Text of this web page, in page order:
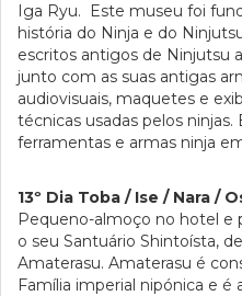
Iga Ryu. Este museu foi
história do Ninja e do
escritos antigos de Ninjutsu
junto com as suas antigas
audiovisuais, maquetes e
técnicas usadas pelos
ferramentas e armas ninja
13º Dia Toba / Ise / Nara /
Pequeno-almoço no hotel e
o seu Santuário Shintoísta,
Amaterasu. Amaterasu é
Família imperial nipónica e